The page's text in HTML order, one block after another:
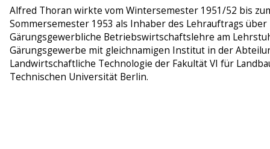
Alfred Thoran wirkte vom Wintersemester 1951/52 bis
Sommersemester 1953 als Inhaber des Lehrauftrags über
Gärungsgewerbliche Betriebswirtschaftslehre am
Gärungsgewerbe mit gleichnamigen Institut in der
Landwirtschaftliche Technologie der Fakultät VI für
Technischen Universität Berlin.